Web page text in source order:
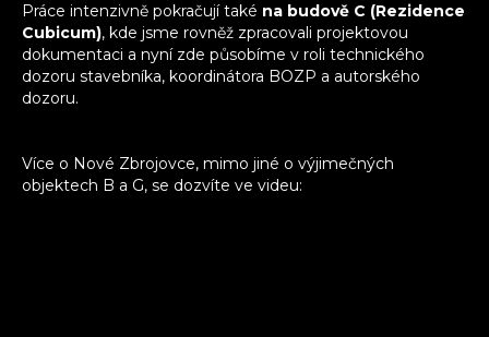
Práce intenzivně pokračují také na budově C (Rezidence
Cubicum), kde jsme rovněž zpracovali projektovou
dokumentaci a nyní zde působíme v roli technického
dozoru stavebníka, koordinátora BOZP a autorského
dozoru.
Více o Nové Zbrojovce, mimo jiné o výjimečných
objektech B a G, se dozvíte ve videu: